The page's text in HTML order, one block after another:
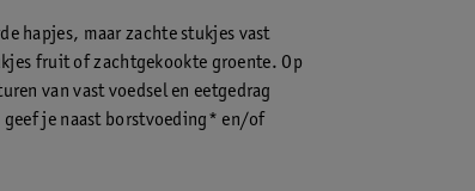
hapjes, maar zachte stukjes vast
fruit of zachtgekookte groente. Op
van vast voedsel en eetgedrag
geef je naast borstvoeding* en/of